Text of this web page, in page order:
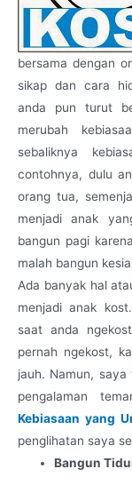
bersama dengan
sikap dan cara
anda pun turut
merubah
sebaliknya
contohnya, dulu
orang tua,
menjadi anak
bangun pagi
malah bangun
Ada banyak hal
menjadi anak
saat anda
pernah ngekost,
jauh. Namun,
pengalaman
Kebiasaan yang
penglihatan saya
Bangun